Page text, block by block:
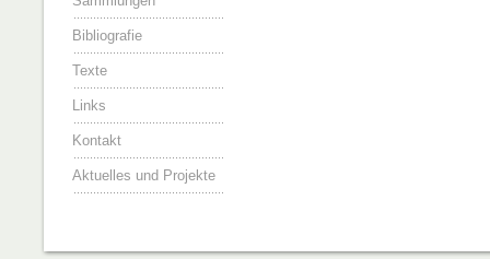
Bibliografie
Texte
Links
Kontakt
Aktuelles und Projekte